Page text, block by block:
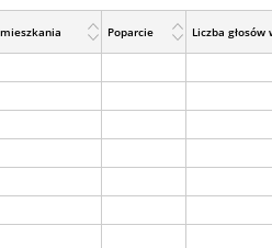
Poparcie Liczba